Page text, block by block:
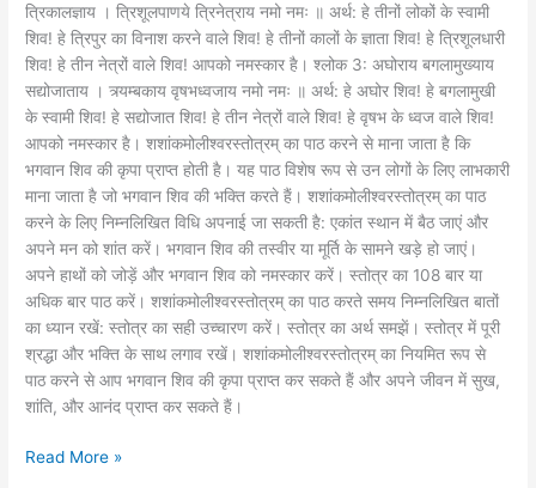
त्रिकालज्ञाय । त्रिशूलपाणये त्रिनेत्राय नमो नमः ॥ अर्थ: हे तीनों लोकों के स्वामी
शिव! हे त्रिपुर का विनाश करने वाले शिव! हे तीनों कालों के ज्ञाता शिव! हे त्रिशूलधारी
शिव! हे तीन नेत्रों वाले शिव! आपको नमस्कार है। श्लोक 3: अघोराय बगलामुख्याय
सद्योजाताय । त्र्यम्बकाय वृषभध्वजाय नमो नमः ॥ अर्थ: हे अघोर शिव! हे बगलामुखी
के स्वामी शिव! हे सद्योजात शिव! हे तीन नेत्रों वाले शिव! हे वृषभ के ध्वज वाले शिव!
आपको नमस्कार है। शशांकमोलीश्वरस्तोत्रम् का पाठ करने से माना जाता है कि
भगवान शिव की कृपा प्राप्त होती है। यह पाठ विशेष रूप से उन लोगों के लिए लाभकारी
माना जाता है जो भगवान शिव की भक्ति करते हैं। शशांकमोलीश्वरस्तोत्रम् का पाठ
करने के लिए निम्नलिखित विधि अपनाई जा सकती है: एकांत स्थान में बैठ जाएं और
अपने मन को शांत करें। भगवान शिव की तस्वीर या मूर्ति के सामने खड़े हो जाएं।
अपने हाथों को जोड़ें और भगवान शिव को नमस्कार करें। स्तोत्र का 108 बार या
अधिक बार पाठ करें। शशांकमोलीश्वरस्तोत्रम् का पाठ करते समय निम्नलिखित बातों
का ध्यान रखें: स्तोत्र का सही उच्चारण करें। स्तोत्र का अर्थ समझें। स्तोत्र में पूरी
श्रद्धा और भक्ति के साथ लगाव रखें। शशांकमोलीश्वरस्तोत्रम् का नियमित रूप से
पाठ करने से आप भगवान शिव की कृपा प्राप्त कर सकते हैं और अपने जीवन में सुख,
शांति, और आनंद प्राप्त कर सकते हैं।
Read More »